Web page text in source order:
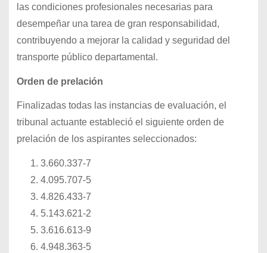
las condiciones profesionales necesarias para
desempeñar una tarea de gran responsabilidad,
contribuyendo a mejorar la calidad y seguridad del
transporte público departamental.
Orden de prelación
Finalizadas todas las instancias de evaluación, el
tribunal actuante estableció el siguiente orden de
prelación de los aspirantes seleccionados:
3.660.337-7
4.095.707-5
4.826.433-7
5.143.621-2
3.616.613-9
4.948.363-5